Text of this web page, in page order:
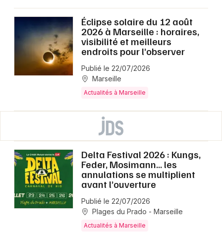
Éclipse solaire du 12 août
2026 à Marseille : horaires,
visibilité et meilleurs
endroits pour l’observer
Publié le 22/07/2026
Marseille
Actualités à Marseille
Delta Festival 2026 : Kungs,
Feder, Mosimann… les
annulations se multiplient
avant l’ouverture
Publié le 22/07/2026
Plages du Prado - Marseille
Actualités à Marseille